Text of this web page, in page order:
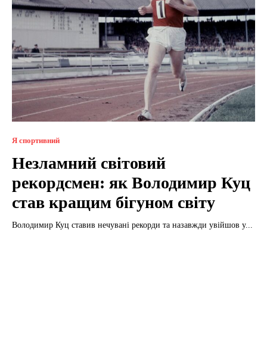
Я спортивний
Незламний світовий
рекордсмен: як Володимир Куц
став кращим бігуном світу
Володимир Куц ставив нечувані рекорди та назавжди увійшов у...